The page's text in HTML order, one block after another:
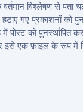
विश्लेषण से पता
गए प्रकाशनों को
को पुनर्स्थापित
इसे एक फ़ाइल के रूप में